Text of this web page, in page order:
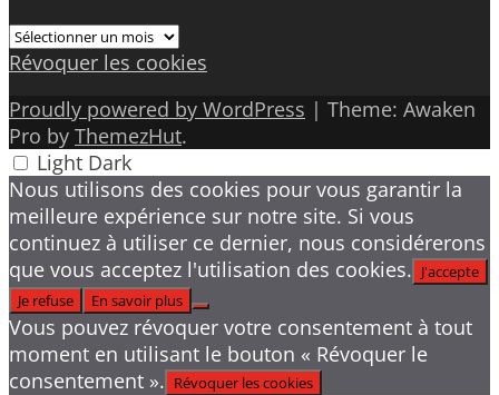
Archives
Révoquer les cookies
Proudly powered by WordPress | Theme: Awaken
Pro by ThemezHut.
Light Dark
Nous utilisons des cookies pour vous garantir la
meilleure expérience sur notre site. Si vous
continuez à utiliser ce dernier, nous considérerons
que vous acceptez l'utilisation des cookies. J'accepte
Je refuse
En savoir plus
Vous pouvez révoquer votre consentement à tout
moment en utilisant le bouton « Révoquer le
consentement ». Révoquer les cookies